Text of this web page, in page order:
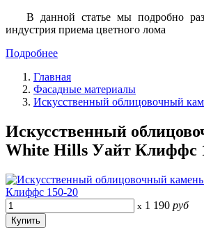
В данной статье мы подробно
индустрия приема цветного лома
Подробнее
Главная
Фасадные материалы
Искусственный облицовочный
Искусственный
White Hills Уайт Клиффс
x 1 190 руб